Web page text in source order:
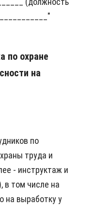
по охране
на
по
труда и
- инструктаж и
в том числе на
на выработку у